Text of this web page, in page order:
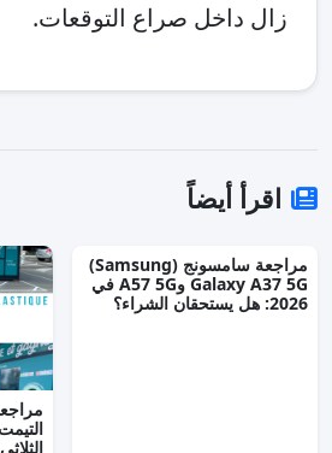
زال داخل صراع التوقعات.
اقرأ أيضاً
مراجعة سامسونج (Samsung)
Galaxy A37 5G وA57 5G في
2026: هل يستحقان الشراء؟